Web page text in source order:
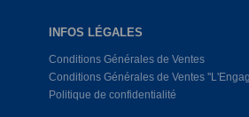
INFOS LÉGALES
Conditions Générales de Ventes
Conditions Générales de Ventes
Politique de confidentialité